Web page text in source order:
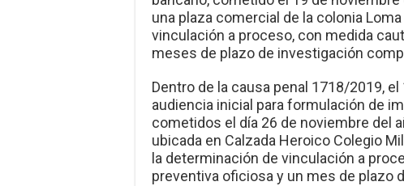
una plaza comercial de la colonia
vinculación a proceso, con medida
meses de plazo de investigación
Dentro de la causa penal 1718/2019,
audiencia inicial para formulación de
cometidos el día 26 de noviembre del
ubicada en Calzada Heroico Colegio
la determinación de vinculación a
preventiva oficiosa y un mes de plazo